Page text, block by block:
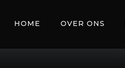
HOME OVER ONS